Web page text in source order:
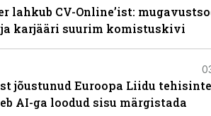
lahkub CV-Online’ist:
karjääri suurim komistuskivi
jõustunud Euroopa Liidu
AI-ga loodud sisu märgistada